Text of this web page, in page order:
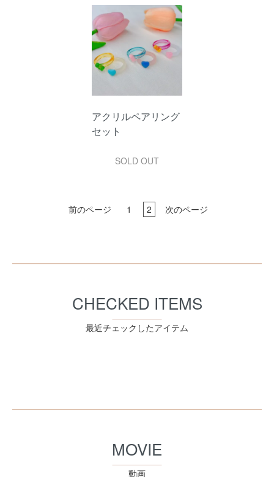
アクリルペアリング
セット
SOLD OUT
前のページ 1 2 次のページ
CHECKED ITEMS
最近チェックしたアイテム
MOVIE
動画